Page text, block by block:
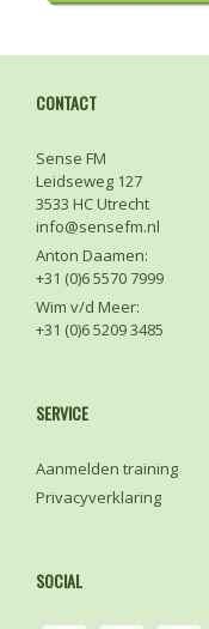
CONTACT
Sense FM
Leidseweg 127
3533 HC Utrecht
info@sensefm.nl
Anton Daamen:
+31 (0)6 5570 7999
Wim v/d Meer:
+31 (0)6 5209 3485
SERVICE
Aanmelden training
Privacyverklaring
SOCIAL